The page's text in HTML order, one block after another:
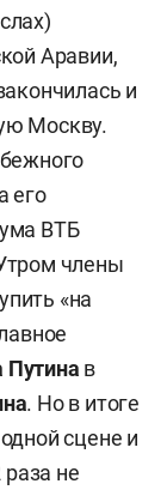
Аравии,
и
Москву.
его
ВТБ
члены
«на
Путина в
. Но в итоге
сцене и
не